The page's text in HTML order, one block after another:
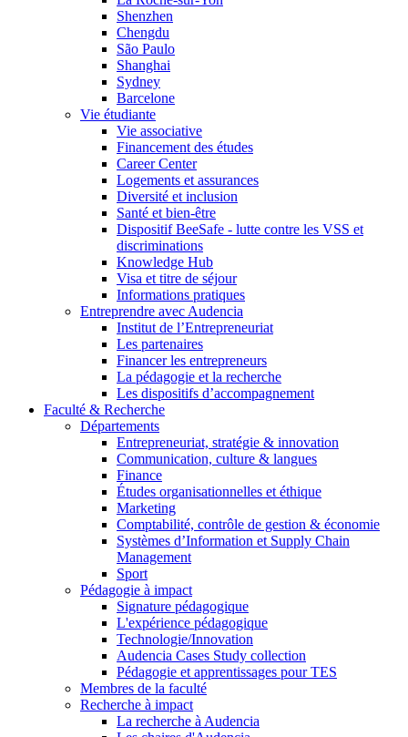
Shenzhen
Chengdu
São Paulo
Shanghai
Sydney
Barcelone
Vie étudiante
Vie associative
Financement des études
Career Center
Logements et assurances
Diversité et inclusion
Santé et bien-être
Dispositif BeeSafe - lutte contre les VSS et
discriminations
Knowledge Hub
Visa et titre de séjour
Informations pratiques
Entreprendre avec Audencia
Institut de l’Entrepreneuriat
Les partenaires
Financer les entrepreneurs
La pédagogie et la recherche
Les dispositifs d’accompagnement
Faculté & Recherche
Départements
Entrepreneuriat, stratégie & innovation
Communication, culture & langues
Finance
Études organisationnelles et éthique
Marketing
Comptabilité, contrôle de gestion & économie
Systèmes d’Information et Supply Chain
Management
Sport
Pédagogie à impact
Signature pédagogique
L'expérience pédagogique
Technologie/Innovation
Audencia Cases Study collection
Pédagogie et apprentissages pour TES
Membres de la faculté
Recherche à impact
La recherche à Audencia